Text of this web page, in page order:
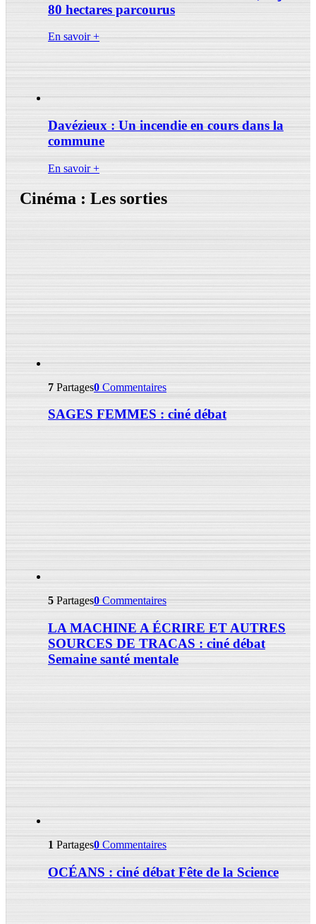
80 hectares parcourus
En savoir +
Davézieux : Un incendie en cours dans la
commune
En savoir +
Cinéma : Les sorties
7 Partages0 Commentaires
SAGES FEMMES : ciné débat
5 Partages0 Commentaires
LA MACHINE A ÉCRIRE ET AUTRES
SOURCES DE TRACAS : ciné débat
Semaine santé mentale
1 Partages0 Commentaires
OCÉANS : ciné débat Fête de la Science